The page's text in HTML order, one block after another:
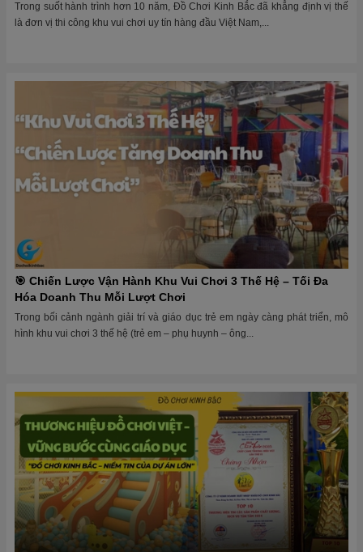
Trong suốt hành trình hơn 10 năm, Đồ Chơi Kinh Bắc đã khẳng định vị thế
là đơn vị thi công khu vui chơi uy tín hàng đầu Việt Nam,...
🎯 Chiến Lược Vận Hành Khu Vui Chơi 3 Thế Hệ – Tối Đa
Hóa Doanh Thu Mỗi Lượt Chơi
Trong bối cảnh ngành giải trí và giáo dục trẻ em ngày càng phát triển, mô
hình khu vui chơi 3 thế hệ (trẻ em – phụ huynh – ông...